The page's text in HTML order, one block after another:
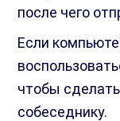
после чего
Если
чтобы
собеседнику.